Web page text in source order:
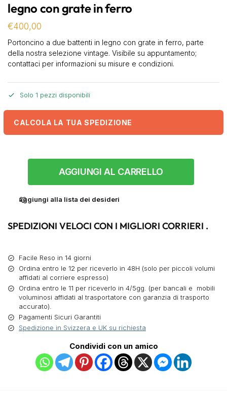
legno con grate in ferro
€400,00
Portoncino a due battenti in legno con grate in ferro, parte
della nostra selezione vintage. Visibile su appuntamento;
contattaci per informazioni su misure e condizioni.
Solo 1 pezzi disponibili
CALCOLA LA TUA SPEDIZIONE
AGGIUNGI AL CARRELLO
aggiungi alla lista dei desideri
SPEDIZIONI VELOCI CON I MIGLIORI CORRIERI .
Facile Reso in 14 giorni
Ordina entro le 12 per riceverlo in 48H (solo per piccoli volumi
affidati al corriere espresso)
Ordina entro le 11 per riceverlo in 4/5gg. (per bancali e mobili
voluminosi affidati al trasportatore con garanzia di trasporto
accurato).
Pagamenti Sicuri Garantiti
Spedizione in Svizzera e UK su richiesta
Condividi con un amico